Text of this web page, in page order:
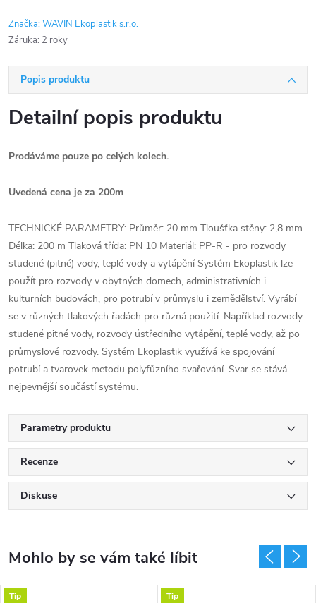
Značka:WAVIN Ekoplastik s.r.o.
Záruka: 2 roky
Popis produktu
Detailní popis produktu
Prodáváme pouze po celých kolech.
Uvedená cena je za 200m
TECHNICKÉ PARAMETRY: Průměr: 20 mm Tloušťka stěny: 2,8 mm
Délka: 200 m Tlaková třída: PN 10 Materiál: PP-R - pro rozvody
studené (pitné) vody, teplé vody a vytápění Systém Ekoplastik lze
použít pro rozvody v obytných domech, administrativních i
kulturních budovách, pro potrubí v průmyslu i zemědělství. Vyrábí
se v různých tlakových řadách pro různá použití. Například rozvody
studené pitné vody, rozvody ústředního vytápění, teplé vody, až po
průmyslové rozvody. Systém Ekoplastik využívá ke spojování
potrubí a tvarovek metodu polyfůzního svařování. Svar se stává
nejpevnější součástí systému.
Parametry produktu
Recenze
Diskuse
Tip Tip